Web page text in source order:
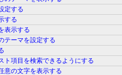
定する
する
表示する
テーマを設定する
ト項目を検索できるようにする
意の文字を表示する